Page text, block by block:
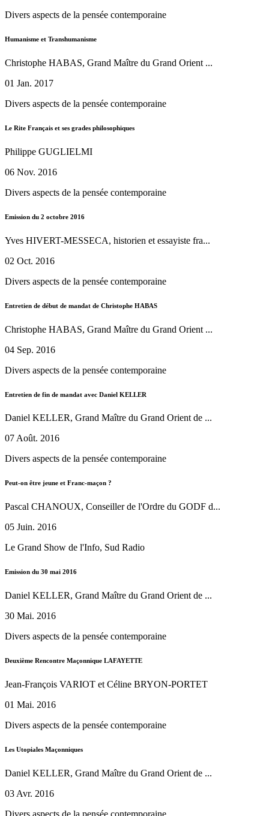
Divers aspects de la pensée contemporaine
Humanisme et Transhumanisme
Christophe HABAS, Grand Maître du Grand Orient ...
01 Jan. 2017
Divers aspects de la pensée contemporaine
Le Rite Français et ses grades philosophiques
Philippe GUGLIELMI
06 Nov. 2016
Divers aspects de la pensée contemporaine
Emission du 2 octobre 2016
Yves HIVERT-MESSECA, historien et essayiste fra...
02 Oct. 2016
Divers aspects de la pensée contemporaine
Entretien de début de mandat de Christophe HABAS
Christophe HABAS, Grand Maître du Grand Orient ...
04 Sep. 2016
Divers aspects de la pensée contemporaine
Entretien de fin de mandat avec Daniel KELLER
Daniel KELLER, Grand Maître du Grand Orient de ...
07 Août. 2016
Divers aspects de la pensée contemporaine
Peut-on être jeune et Franc-maçon ?
Pascal CHANOUX, Conseiller de l'Ordre du GODF d...
05 Juin. 2016
Le Grand Show de l'Info, Sud Radio
Emission du 30 mai 2016
Daniel KELLER, Grand Maître du Grand Orient de ...
30 Mai. 2016
Divers aspects de la pensée contemporaine
Deuxième Rencontre Maçonnique LAFAYETTE
Jean-François VARIOT et Céline BRYON-PORTET
01 Mai. 2016
Divers aspects de la pensée contemporaine
Les Utopiales Maçonniques
Daniel KELLER, Grand Maître du Grand Orient de ...
03 Avr. 2016